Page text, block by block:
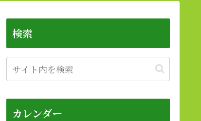
検索
カレンダー